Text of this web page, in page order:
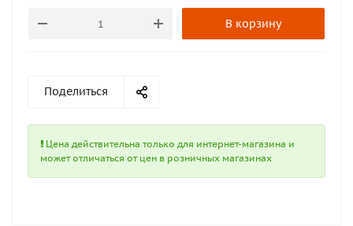
В корзину
Поделиться
Цена действительна только для интернет-магазина и
может отличаться от цен в розничных магазинах